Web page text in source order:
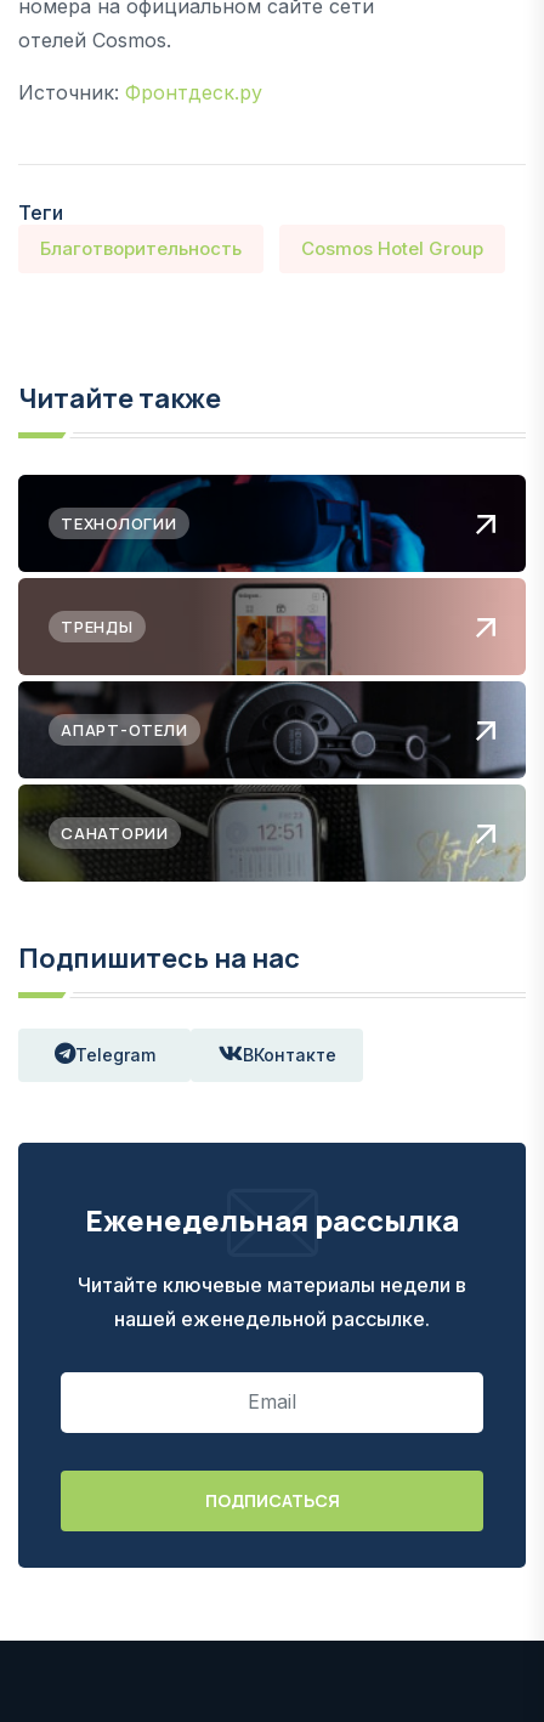
номера на официальном сайте сети
отелей Cosmos.
Источник: Фронтдеск.ру
Теги
Благотворительность Cosmos Hotel Group
Читайте также
ТЕХНОЛОГИИ
ТРЕНДЫ
АПАРТ-ОТЕЛИ
САНАТОРИИ
Подпишитесь на нас
Telegram ВКонтакте
Еженедельная рассылка
Читайте ключевые материалы недели в
нашей еженедельной рассылке.